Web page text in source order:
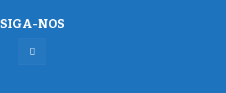
SIGA-NOS